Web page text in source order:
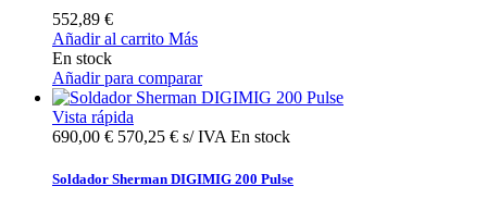
552,89 €
Añadir al carrito Más
En stock
Añadir para comparar
Vista rápida
690,00 € 570,25 € s/ IVA En stock
Soldador Sherman DIGIMIG 200 Pulse